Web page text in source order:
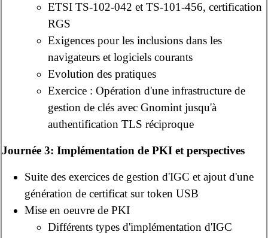
ETSI TS-102-042 et TS-101-456, certification
RGS
Exigences pour les inclusions dans les
navigateurs et logiciels courants
Evolution des pratiques
Exercice : Opération d'une infrastructure de
gestion de clés avec Gnomint jusqu'à
authentification TLS réciproque
Journée 3: Implémentation de PKI et perspectives
Suite des exercices de gestion d'IGC et ajout d'une
génération de certificat sur token USB
Mise en oeuvre de PKI
Différents types d'implémentation d'IGC